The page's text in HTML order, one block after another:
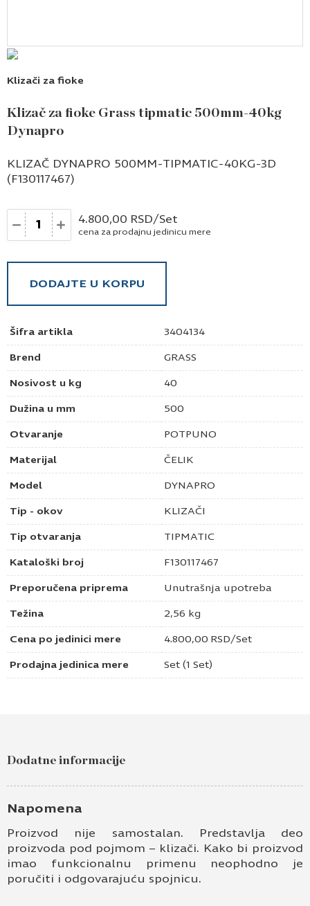
Klizači za fioke
Klizač za fioke Grass tipmatic 500mm-40kg
Dynapro
Šifra artikla 3404134
Brend GRASS
Nosivost u kg 40
Dužina u mm 500
Otvaranje POTPUNO
Materijal ČELIK
Model DYNAPRO
Tip - okov KLIZAČI
Tip otvaranja TIPMATIC
Kataloški broj F130117467
Preporučena priprema Unutrašnja upotreba
Težina 2,56 kg
Cena po jedinici mere 4.800,00 RSD/Set
Prodajna jedinica mere Set (1 Set)
KLIZAČ DYNAPRO 500MM-TIPMATIC-40KG-3D
(F130117467)
Količina 4.800,00 RSD/Set
cena za prodajnu jedinicu mere
DODAJTE U KORPU
Dodatne informacije
Napomena
Proizvod nije samostalan. Predstavlja deo
proizvoda pod pojmom – klizači. Kako bi proizvod
imao funkcionalnu primenu neophodno je
poručiti i odgovarajuću spojnicu.